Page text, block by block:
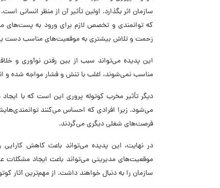
سازمان اثر بگذارد. اولین تأثیر آن از منظر انسانی
که توانمندی و تخصص لازم برای ورود به پست‌های
زحمت و تلاش بیشتری به موقعیت‌های مناسب دست
این پدیده می‌تواند سبب از بین رفتن نوآوری و
مناسب نمی‌شوند، اغلب با تنش و فشار مواجه شده و
دیگر تأثیر مخرب کوتوله‌ پروری این است که با
می‌شود. زیرا افرادی که احساس می‌کنند
فرصت‌های شغلی دیگری می‌گردند.
در نهایت، این پدیده می‌تواند باعث کاهش
موقعیت‌های مدیریتی می‌تواند باعث ایجاد
سازمان را به دنبال خواهند داشت. از مهم‌ترین آثار